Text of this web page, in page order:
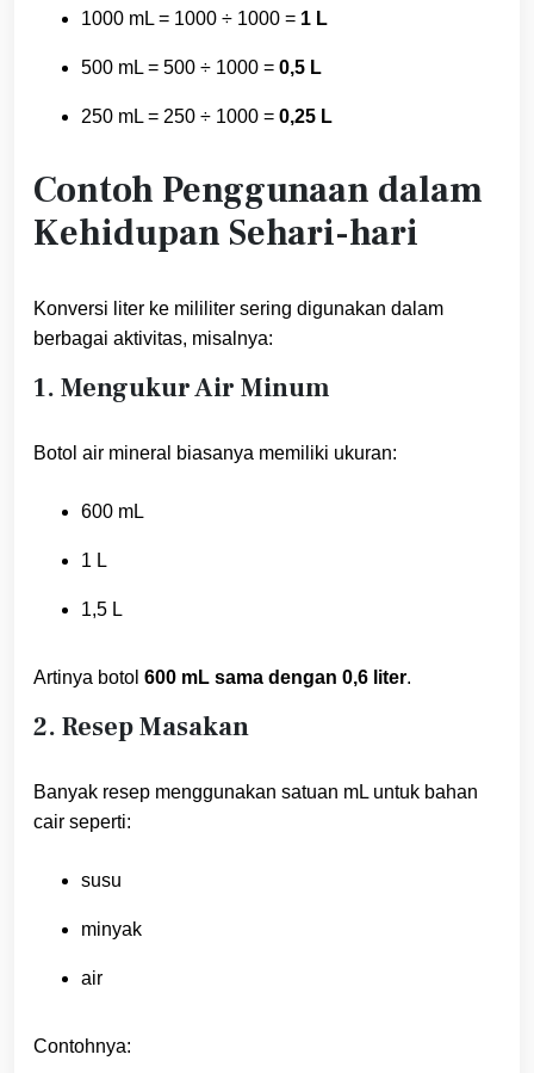
1000 mL = 1000 ÷ 1000 = 1 L
500 mL = 500 ÷ 1000 = 0,5 L
250 mL = 250 ÷ 1000 = 0,25 L
Contoh Penggunaan dalam
Kehidupan Sehari-hari
Konversi liter ke mililiter sering digunakan dalam
berbagai aktivitas, misalnya:
1. Mengukur Air Minum
Botol air mineral biasanya memiliki ukuran:
600 mL
1 L
1,5 L
Artinya botol 600 mL sama dengan 0,6 liter.
2. Resep Masakan
Banyak resep menggunakan satuan mL untuk bahan
cair seperti:
susu
minyak
air
Contohnya: